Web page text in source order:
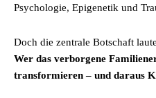
Psychologie, Epigenetik und
Doch die zentrale Botschaft
Wer das verborgene
transformieren – und daraus